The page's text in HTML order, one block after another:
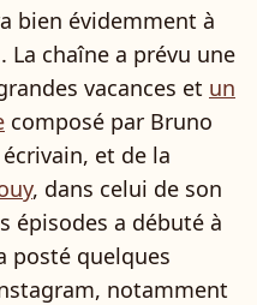
bien évidemment à
La chaîne a prévu une
vacances et un
composé par Bruno
et de la
, dans celui de son
épisodes a débuté à
posté quelques
notamment